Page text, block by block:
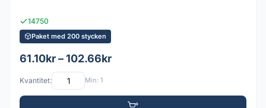
14750
Paket med 200 stycken
61.10kr – 102.66kr
Kvantitet: Min: 1